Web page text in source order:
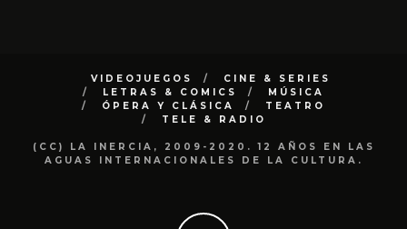
VIDEOJUEGOS
CINE & SERIES
LETRAS & COMICS
MÚSICA
ÓPERA Y CLÁSICA
TEATRO
TELE & RADIO
(CC) LA INERCIA, 2009-2020. 12 AÑOS EN LAS
AGUAS INTERNACIONALES DE LA CULTURA.